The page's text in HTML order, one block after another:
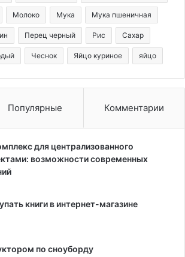
Молоко Мука Мука пшеничная
Перец черный Рис Сахар
Чеснок Яйцо куриное яйцо
Популярные Комментарии
для централизованного
возможности современных
книги в интернет-магазине
по сноуборду